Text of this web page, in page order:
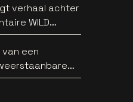
verhaal achter
WILD
van een